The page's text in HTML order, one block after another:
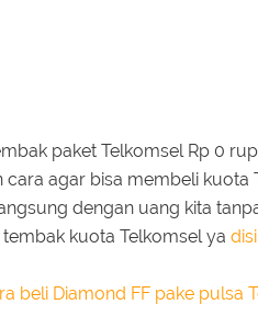
paket Telkomsel Rp 0
cara agar bisa membeli kuota
dengan uang kita
kuota Telkomsel ya
beli Diamond FF pake pulsa